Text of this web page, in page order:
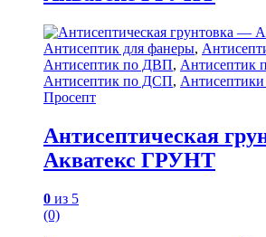
Антисептик для фанеры,
Антисептик по ДВП, Антисептик
Антисептик по ДСП,
Просепт
Антисептическая
Акватекс ГРУНТ
0 из 5
(0)